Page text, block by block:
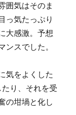
囲気はそのま
っ気たっぷり
大感激。予想
ンスでした。
気をよくした
り、それを受
の坩堝と化し